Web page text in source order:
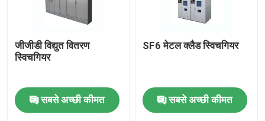
जीजीडी विद्युत वितरण
स्विचगियर
सबसे अच्छी कीमत
SF6 मेटल क्लैड स्विचगियर
सबसे अच्छी कीमत